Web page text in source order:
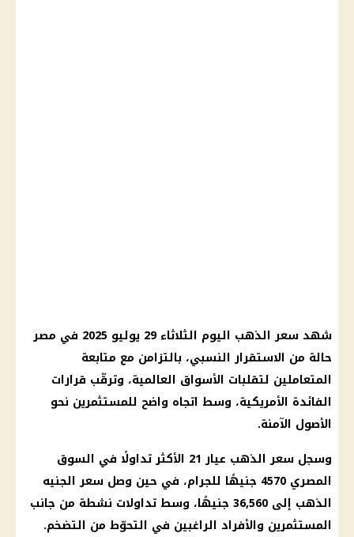
شهد سعر الذهب اليوم الثلاثاء 29 يوليو 2025 في مصر
حالة من الاستقرار النسبي، بالتزامن مع متابعة
المتعاملين لتقلبات الأسواق العالمية، وترقّب قرارات
الفائدة الأمريكية، وسط اتجاه واضح للمستثمرين نحو
الأصول الآمنة.
وسجل سعر الذهب عيار 21 الأكثر تداولًا في السوق
المصري 4570 جنيهًا للجرام، في حين وصل سعر الجنيه
الذهب إلى 36,560 جنيهًا، وسط تداولات نشطة من جانب
المستثمرين والأفراد الراغبين في التحوّط من التضخم.